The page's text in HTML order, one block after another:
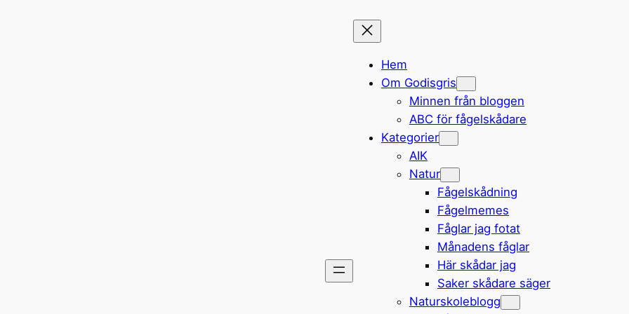
Hem
Om Godisgris
Minnen från bloggen
ABC för fågelskådare
Kategorier
AIK
Natur
Fågelskådning
Fågelmemes
Fåglar jag fotat
Månadens fåglar
Här skådar jag
Saker skådare säger
Naturskoleblogg